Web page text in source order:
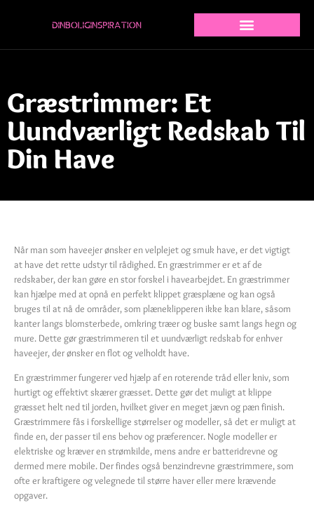
Græstrimmer: Et
Uundværligt Redskab Til
Din Have
Når man som haveejer ønsker en velplejet og smuk have, er det vigtigt
at have det rette udstyr til rådighed. En græstrimmer er et af de
redskaber, der kan gøre en stor forskel i havearbejdet. En græstrimmer
kan hjælpe med at opnå en perfekt klippet græsplæne og kan også
bruges til at nå de områder, som plæneklipperen ikke kan klare, såsom
kanter langs blomsterbede, omkring træer og buske samt langs hegn og
mure. Dette gør græstrimmeren til et uundværligt redskab for enhver
haveejer, der ønsker en flot og velholdt have.
En græstrimmer fungerer ved hjælp af en roterende tråd eller kniv, som
hurtigt og effektivt skærer græsset. Dette gør det muligt at klippe
græsset helt ned til jorden, hvilket giver en meget jævn og pæn finish.
Græstrimmere fås i forskellige størrelser og modeller, så det er muligt at
finde en, der passer til ens behov og præferencer. Nogle modeller er
elektriske og kræver en strømkilde, mens andre er batteridrevne og
dermed mere mobile. Der findes også benzindrevne græstrimmere, som
ofte er kraftigere og velegnede til større haver eller mere krævende
opgaver.